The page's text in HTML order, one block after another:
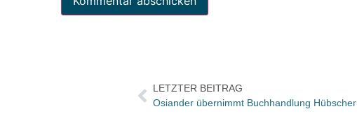
LETZTER BEITRAG
Osiander übernimmt Buchhandlung Hübscher